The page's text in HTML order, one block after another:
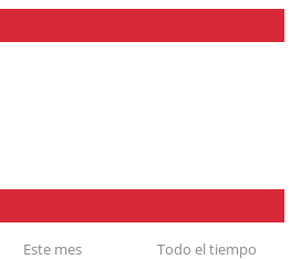
Este mes Todo el tiempo